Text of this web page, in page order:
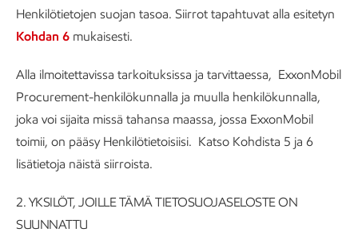
Henkilötietojen suojan tasoa. Siirrot tapahtuvat alla esitetyn
Kohdan 6 mukaisesti.
Alla ilmoitettavissa tarkoituksissa ja tarvittaessa, ExxonMobil
Procurement-henkilökunnalla ja muulla henkilökunnalla,
joka voi sijaita missä tahansa maassa, jossa ExxonMobil
toimii, on pääsy Henkilötietoisiisi. Katso Kohdista 5 ja 6
lisätietoja näistä siirroista.
2. YKSILÖT, JOILLE TÄMÄ TIETOSUOJASELOSTE ON
SUUNNATTU